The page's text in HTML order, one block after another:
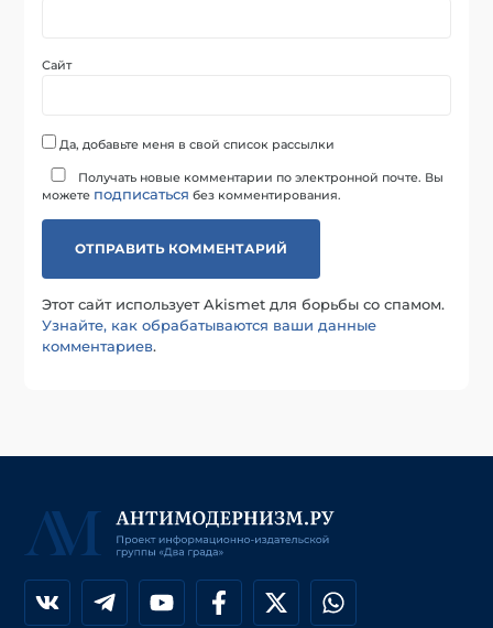
Сайт
Да, добавьте меня в свой список рассылки
Получать новые комментарии по электронной почте. Вы
можете подписаться без комментирования.
Этот сайт использует Akismet для борьбы со спамом.
Узнайте, как обрабатываются ваши данные
комментариев.